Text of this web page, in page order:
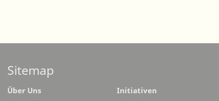
Sitemap
Über Uns Initiativen